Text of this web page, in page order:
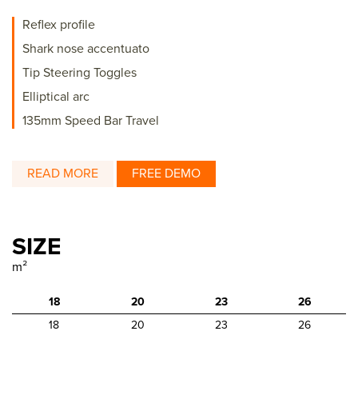
Reflex profile
Shark nose accentuato
Tip Steering Toggles
Elliptical arc
135mm Speed Bar Travel
READ MORE FREE DEMO
SIZE
m²
18 20 23
26
18
20 23 26